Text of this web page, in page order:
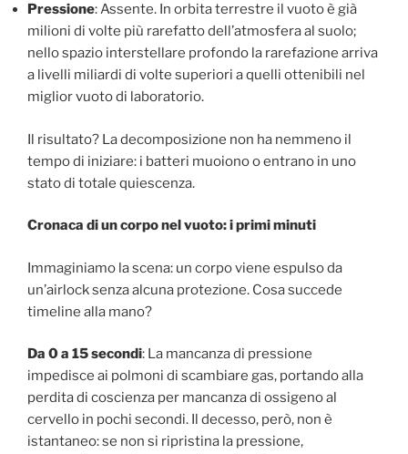
Pressione: Assente. In orbita terrestre il vuoto è già
milioni di volte più rarefatto dell’atmosfera al suolo;
nello spazio interstellare profondo la rarefazione arriva
a livelli miliardi di volte superiori a quelli ottenibili nel
miglior vuoto di laboratorio.
Il risultato? La decomposizione non ha nemmeno il
tempo di iniziare: i batteri muoiono o entrano in uno
stato di totale quiescenza.
Cronaca di un corpo nel vuoto: i primi minuti
Immaginiamo la scena: un corpo viene espulso da
un’airlock senza alcuna protezione. Cosa succede
timeline alla mano?
Da 0 a 15 secondi: La mancanza di pressione
impedisce ai polmoni di scambiare gas, portando alla
perdita di coscienza per mancanza di ossigeno al
cervello in pochi secondi. Il decesso, però, non è
istantaneo: se non si ripristina la pressione,